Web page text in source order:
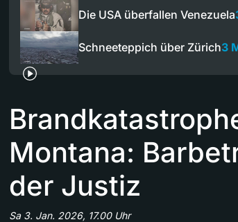
Die USA überfallen Venezuela
Schneeteppich über Zürich3
Montana:
der Justiz
Sa 3. Jan. 2026, 17.00 Uhr